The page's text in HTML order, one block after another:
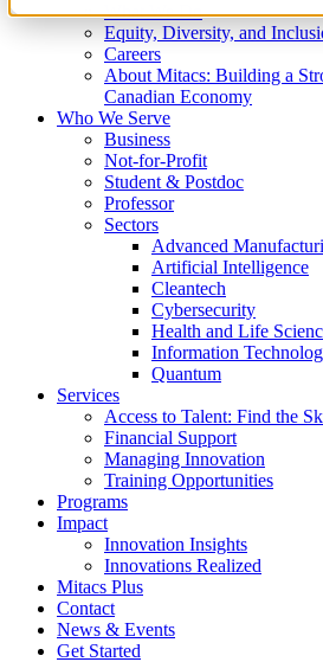
What We Do
Equity, Diversity, and
Careers
About Mitacs: Building a
Canadian Economy
Who We Serve
Business
Not-for-Profit
Student & Postdoc
Professor
Sectors
Advanced
Artificial Intelligence
Cleantech
Cybersecurity
Health and Life
Information
Quantum
Services
Access to Talent: Find the
Financial Support
Managing Innovation
Training Opportunities
Programs
Impact
Innovation Insights
Innovations Realized
Mitacs Plus
Contact
News & Events
Get Started